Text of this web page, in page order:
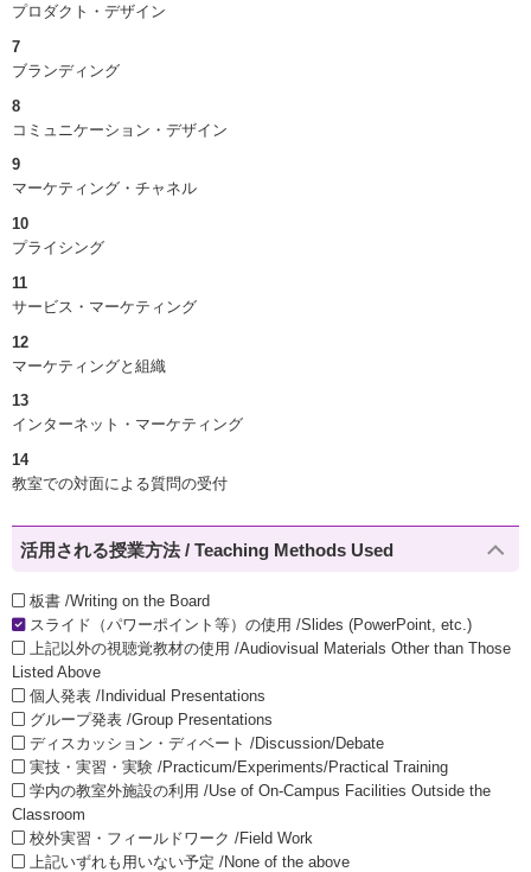
プロダクト・デザイン
7
ブランディング
8
コミュニケーション・デザイン
9
マーケティング・チャネル
10
プライシング
11
サービス・マーケティング
12
マーケティングと組織
13
インターネット・マーケティング
14
教室での対面による質問の受付
活用される授業方法 / Teaching Methods Used
板書 /Writing on the Board
スライド（パワーポイント等）の使用 /Slides (PowerPoint, etc.)
上記以外の視聴覚教材の使用 /Audiovisual Materials Other than Those
Listed Above
個人発表 /Individual Presentations
グループ発表 /Group Presentations
ディスカッション・ディベート /Discussion/Debate
実技・実習・実験 /Practicum/Experiments/Practical Training
学内の教室外施設の利用 /Use of On-Campus Facilities Outside the
Classroom
校外実習・フィールドワーク /Field Work
上記いずれも用いない予定 /None of the above